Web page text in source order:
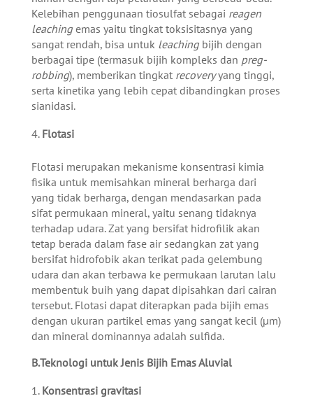
Kelebihan penggunaan tiosulfat sebagai reagen
leachingemas yaitu tingkat toksisitasnya yang
sangat rendah, bisa untuk leachingbijih dengan
berbagai tipe (termasuk bijih kompleks dan preg-
robbing), memberikan tingkat recoveryyang tinggi,
serta kinetika yang lebih cepat dibandingkan proses
sianidasi.
Flotasi
Flotasi merupakan mekanisme konsentrasi kimia
fisika untuk memisahkan mineral berharga dari
yang tidak berharga, dengan mendasarkan pada
sifat permukaan mineral, yaitu senang tidaknya
terhadap udara. Zat yang bersifat hidrofilik akan
tetap berada dalam fase air sedangkan zat yang
bersifat hidrofobik akan terikat pada gelembung
udara dan akan terbawa ke permukaan larutan lalu
membentuk buih yang dapat dipisahkan dari cairan
tersebut. Flotasi dapat diterapkan pada bijih emas
dengan ukuran partikel emas yang sangat kecil (µm)
dan mineral dominannya adalah sulfida.
B.Teknologi untuk Jenis Bijih Emas Aluvial
Konsentrasi gravitasi